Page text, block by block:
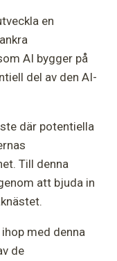
en
AI bygger på
del av den AI-
där potentiella
Till denna
att bjuda in
med denna
de